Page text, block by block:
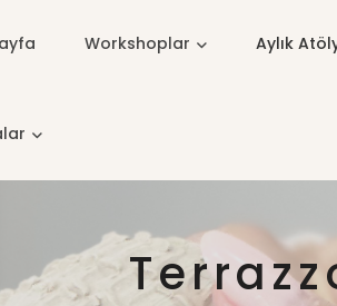
Workshoplar Aylık